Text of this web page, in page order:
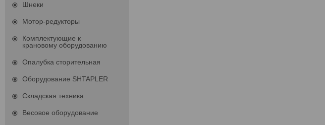
Шнеки
Мотор-редукторы
Комплектующие к
крановому оборудованию
Опалубка сторительная
Оборудование SHTAPLER
Складская техника
Весовое оборудование